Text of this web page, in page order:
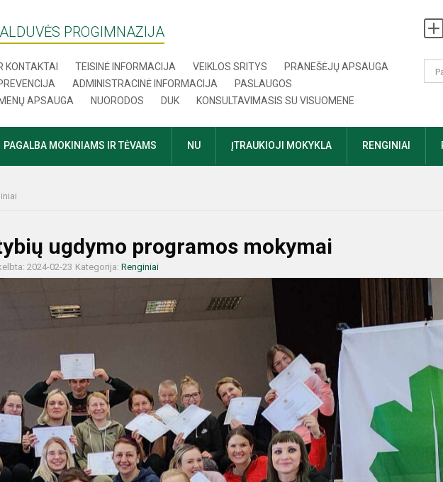
PROGIMNAZIJA
KONTAKTAI TEISINĖ INFORMACIJA VEIKLOS SRITYS
PRANEŠĖJŲ APSAUGA
ADMINISTRACINĖ INFORMACIJA
PASLAUGOS
APSAUGA
NUORODOS DUK KONSULTAVIMASIS SU VISUOMENE
PAGALBA MOKINIAMS IR TĖVAMS NU ĮTRAUKIOJI MOKYKLA RENGINIAI
ugdymo programos mokymai
2024-02-23 Kategorija: Renginiai